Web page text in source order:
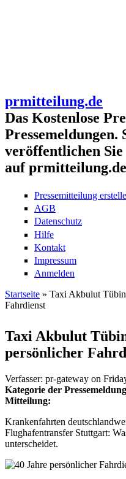
prmitteilung.de
Das Kostenlose
Pressemeldungen.
veröffentlichen
auf prmitteilung.de
Pressemitteilung
AGB
Datenschutz
Hilfe
Kontakt
Impressum
Anmelden
Sie sind hier
Startseite » Taxi Akbulut
Fahrdienst
Taxi Akbulut
persönlicher
Verfasser: pr-gateway on
Kategorie der
Mitteilung:
Krankenfahrten
Flughafentransfer Stuttgart:
unterscheidet.